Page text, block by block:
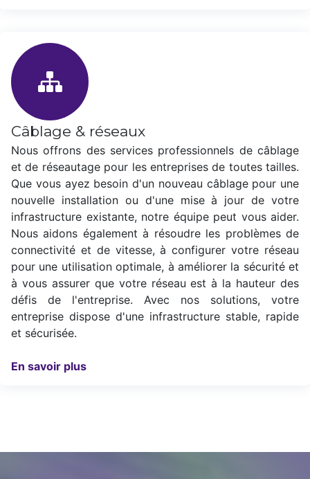
Câblage & réseaux
Nous offrons des services professionnels de câblage
et de réseautage pour les entreprises de toutes tailles.
Que vous ayez besoin d'un nouveau câblage pour une
nouvelle installation ou d'une mise à jour de votre
infrastructure existante, notre équipe peut vous aider.
Nous aidons également à résoudre les problèmes de
connectivité et de vitesse, à configurer votre réseau
pour une utilisation optimale, à améliorer la sécurité et
à vous assurer que votre réseau est à la hauteur des
défis de l'entreprise. Avec nos solutions, votre
entreprise dispose d'une infrastructure stable, rapide
et sécurisée.
En sav​​o​​ir plus